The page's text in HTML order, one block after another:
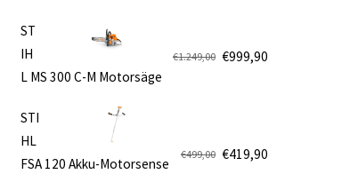
war:
€59,90
ist:
€55,90.
ST
IH
L MS 300 C-M Motorsäge
€1.249,00
war:
€1.249,00
€999,90
ist:
€999,90.
STI
HL
FSA 120 Akku-Motorsense
€499,00
Ursprünglicher
€419,90
Aktueller